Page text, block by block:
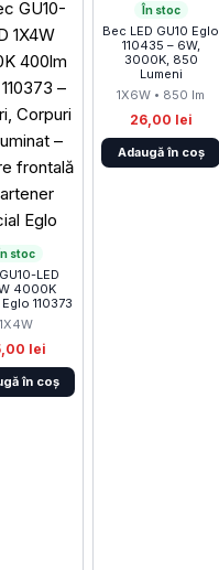
stoc
LED
4000K
110373
1X4W
lei
în coș
În stoc
Bec LED GU10 Eglo
110435 – 6W,
3000K, 850
Lumeni
1X6W • 850 lm
26,00 lei
Adaugă în coș